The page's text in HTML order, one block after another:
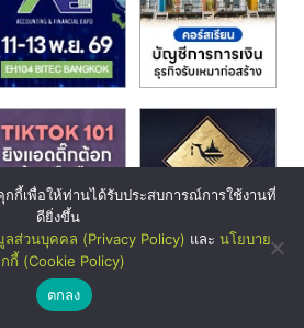
กกี้เพื่อให้ท่านได้รับประสบการณ์การใช้งานที่
ดียิ่งขึ้น
ส่วนบุคคล (Privacy Policy) และ นโยบาย
กี้ (Cookie Policy)
ตกลง